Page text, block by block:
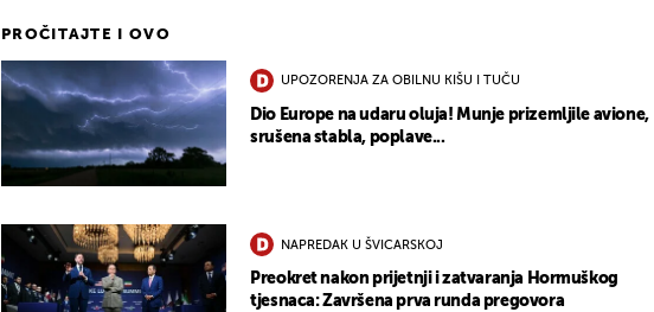
PROČITAJTE I OVO
UPOZORENJA ZA OBILNU KIŠU I TUČU
Dio Europe na udaru oluja! Munje prizemljile avione,
srušena stabla, poplave...
NAPREDAK U ŠVICARSKOJ
Preokret nakon prijetnji i zatvaranja Hormuškog
tjesnaca: Završena prva runda pregovora